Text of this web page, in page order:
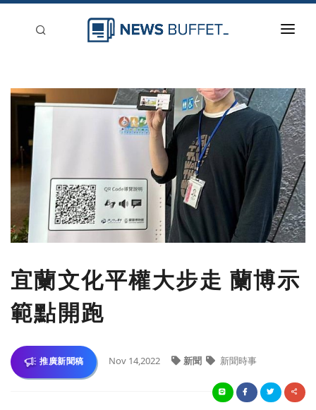
新聞稿分類
宜蘭文化平權大步走 蘭博示
範點開跑
推廣新聞稿 Nov 14,2022 新聞 新聞時事